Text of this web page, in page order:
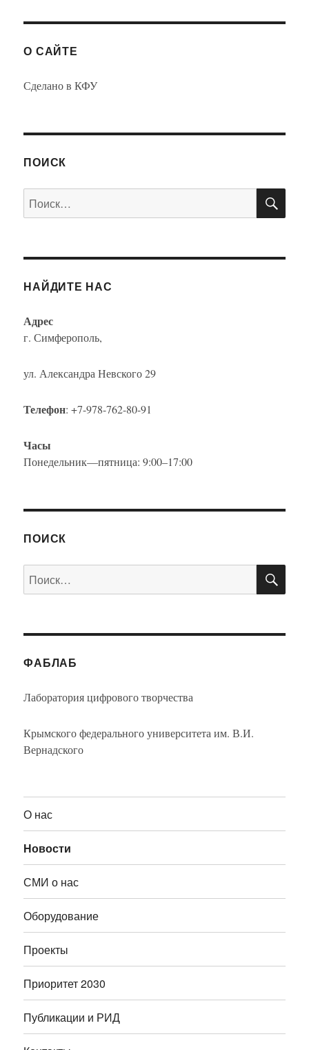
О САЙТЕ
Сделано в КФУ
ПОИСК
Искать:
НАЙДИТЕ НАС
Адрес
г. Симферополь,
ул. Александра Невского 29
Телефон: +7-978-762-80-91
Часы
Понедельник—пятница: 9:00–17:00
ПОИСК
Искать:
ФАБЛАБ
Лаборатория цифрового творчества
Крымского федерального университета им. В.И.
Вернадского
О нас
Новости
СМИ о нас
Оборудование
Проекты
Приоритет 2030
Публикации и РИД